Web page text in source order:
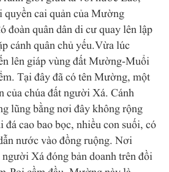
quyền cai quản của Mường
đoàn quân dân di cư quay lên lập
cánh quân chủ yếu.Vừa lúc
lên giáp vùng đất Mường-Muổi
Tại đây đã có tên Mường, một
của chúa đất người Xá. Cánh
lũng bằng nơi đây không rộng
đá cao bao bọc, nhiều con suối, có
nước vào đồng ruộng. Nơi
Xá đóng bản doanh trên đồi